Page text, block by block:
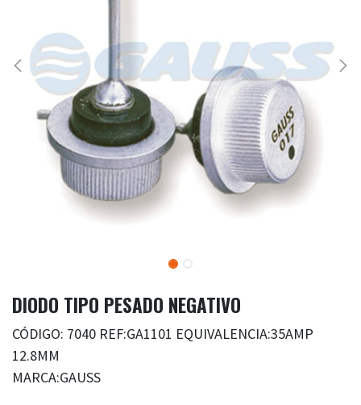
DIODO TIPO PESADO NEGATIVO
CÓDIGO: 7040 REF:GA1101 EQUIVALENCIA:35AMP
12.8MM
MARCA:GAUSS